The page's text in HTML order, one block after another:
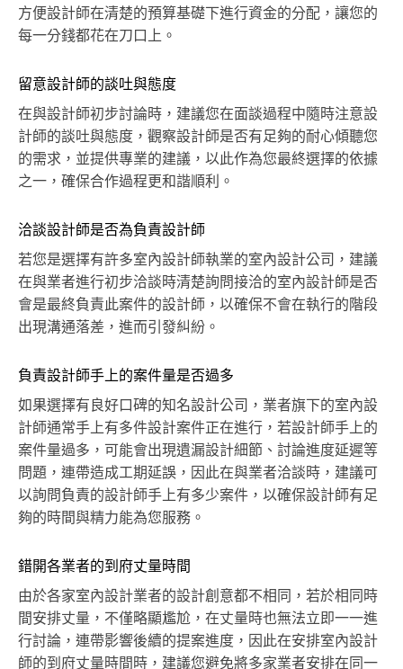
方便設計師在清楚的預算基礎下進行資金的分配，讓您的
每一分錢都花在刀口上。
留意設計師的談吐與態度
在與設計師初步討論時，建議您在面談過程中隨時注意設
計師的談吐與態度，觀察設計師是否有足夠的耐心傾聽您
的需求，並提供專業的建議，以此作為您最終選擇的依據
之一，確保合作過程更和諧順利。
洽談設計師是否為負責設計師
若您是選擇有許多室內設計師執業的室內設計公司，建議
在與業者進行初步洽談時清楚詢問接洽的室內設計師是否
會是最終負責此案件的設計師，以確保不會在執行的階段
出現溝通落差，進而引發糾紛。
負責設計師手上的案件量是否過多
如果選擇有良好口碑的知名設計公司，業者旗下的室內設
計師通常手上有多件設計案件正在進行，若設計師手上的
案件量過多，可能會出現遺漏設計細節、討論進度延遲等
問題，連帶造成工期延誤，因此在與業者洽談時，建議可
以詢問負責的設計師手上有多少案件，以確保設計師有足
夠的時間與精力能為您服務。
錯開各業者的到府丈量時間
由於各家室內設計業者的設計創意都不相同，若於相同時
間安排丈量，不僅略顯尷尬，在丈量時也無法立即一一進
行討論，連帶影響後續的提案進度，因此在安排室內設計
師的到府丈量時間時，建議您避免將多家業者安排在同一